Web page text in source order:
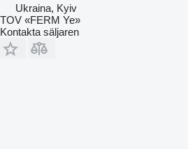
Ukraina, Kyiv
TOV «FERM Ye»
Kontakta säljaren